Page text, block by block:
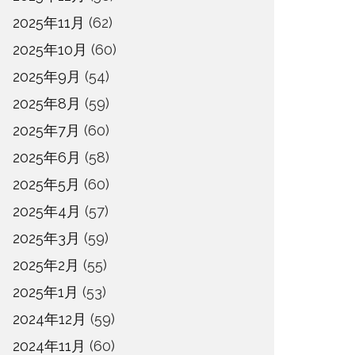
2025年11月 (62)
2025年10月 (60)
2025年9月 (54)
2025年8月 (59)
2025年7月 (60)
2025年6月 (58)
2025年5月 (60)
2025年4月 (57)
2025年3月 (59)
2025年2月 (55)
2025年1月 (53)
2024年12月 (59)
2024年11月 (60)